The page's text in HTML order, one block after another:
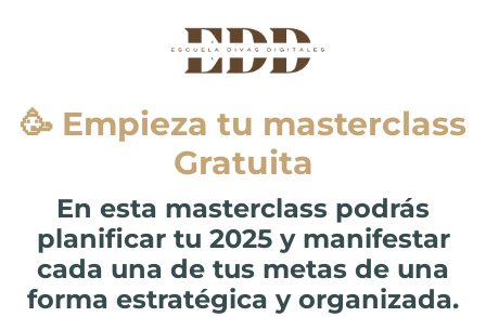
🥳 Empieza tu masterclass
Gratuita
En esta masterclass podrás
planificar tu 2025 y manifestar
cada una de tus metas de una
forma estratégica y organizada.